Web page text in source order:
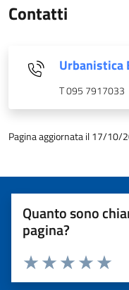
Contatti
Urbanistica
T 095 7917033
Pagina aggiornata il 17/10/
Quanto sono
pagina?
Valuta 4
Valuta 3
Valuta 2 stelle su
Valuta 1 stelle su 5